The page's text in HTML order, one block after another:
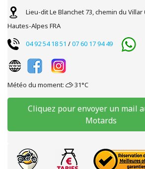
Lieu-dit Le Blanchet 73, chemin du Villar
Hautes-Alpes FRA
04 92 54 18 51 /07 60 17 94 49
Météo du moment: 31°C
Cliquez pour envoyer un mail
Motards